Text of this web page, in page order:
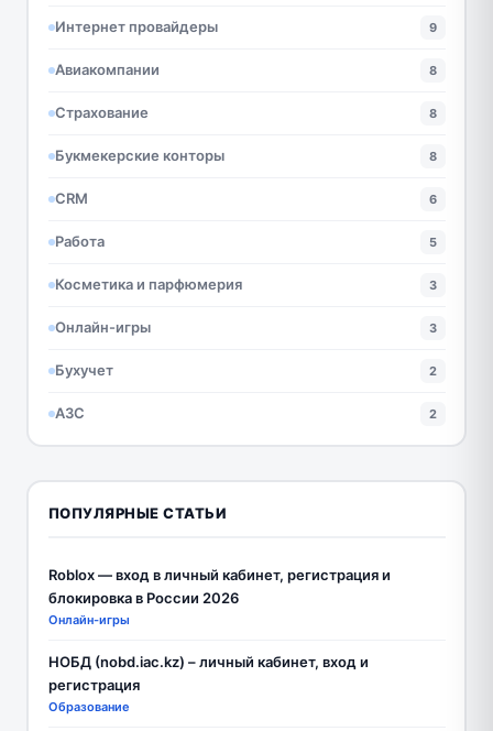
Интернет провайдеры 9
Авиакомпании 8
Страхование 8
Букмекерские конторы 8
CRM 6
Работа 5
Косметика и парфюмерия 3
Онлайн-игры 3
Бухучет 2
АЗС 2
ПОПУЛЯРНЫЕ СТАТЬИ
Roblox — вход в личный кабинет, регистрация и
блокировка в России 2026
Онлайн-игры
НОБД (nobd.iac.kz) – личный кабинет, вход и
регистрация
Образование